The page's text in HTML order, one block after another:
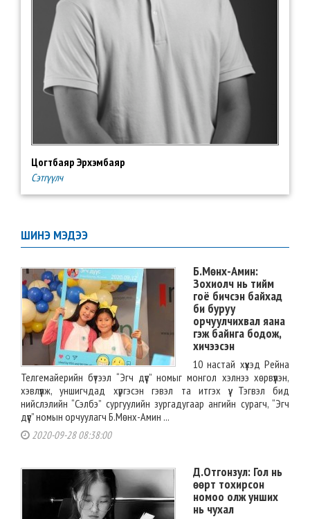
Цогтбаяр Эрхэмбаяр
Сэтгүүлч
ШИНЭ МЭДЭЭ
Б.Мөнх-Амин:
Зохиолч нь тийм
гоё бичсэн байхад
би буруу
орчуулчихвал яана
гэж байнга бодож,
хичээсэн
10 настай хүүхэд Рейна
Телгемайерийн бүтээл “Эгч дүүс” номыг монгол хэлнээ хөрвүүлэн,
хэвлүүлж, уншигчдад хүргэсэн гэвэл та итгэх үү. Тэгвэл бид
нийслэлийн “Сэлбэ” сургуулийн зургадугаар ангийн сурагч, “Эгч
дүүс” номын орчуулагч Б.Мөнх-Амин ...
2020-09-28 08:38:00
Д.Отгонзул: Гол нь
өөрт тохирсон
номоо олж унших
нь чухал